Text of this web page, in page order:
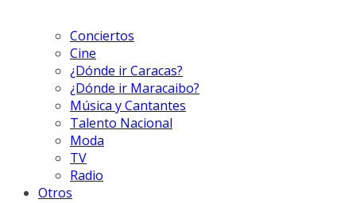
Conciertos
Cine
¿Dónde ir Caracas?
¿Dónde ir Maracaibo?
Música y Cantantes
Talento Nacional
Moda
TV
Radio
Otros